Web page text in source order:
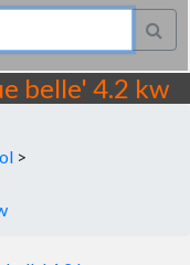
belle' 4.2 kw
>